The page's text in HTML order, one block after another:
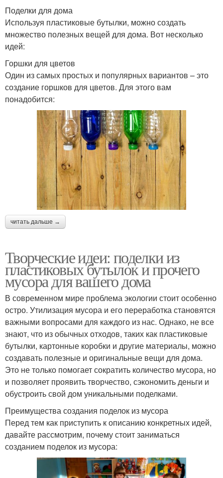
Поделки для дома
Используя пластиковые бутылки, можно создать
множество полезных вещей для дома. Вот несколько
идей:
Горшки для цветов
Один из самых простых и популярных вариантов – это
создание горшков для цветов. Для этого вам
понадобится:
читать дальше →
Творческие идеи: поделки из
пластиковых бутылок и прочего
мусора для вашего дома
В современном мире проблема экологии стоит особенно
остро. Утилизация мусора и его переработка становятся
важными вопросами для каждого из нас. Однако, не все
знают, что из обычных отходов, таких как пластиковые
бутылки, картонные коробки и другие материалы, можно
создавать полезные и оригинальные вещи для дома.
Это не только помогает сократить количество мусора, но
и позволяет проявить творчество, сэкономить деньги и
обустроить свой дом уникальными поделками.
Преимущества создания поделок из мусора
Перед тем как приступить к описанию конкретных идей,
давайте рассмотрим, почему стоит заниматься
созданием поделок из мусора: